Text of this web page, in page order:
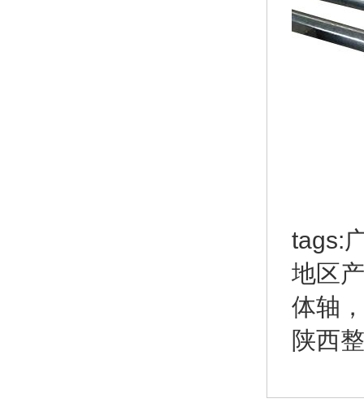
tags:
地区
体轴 ，
陕西